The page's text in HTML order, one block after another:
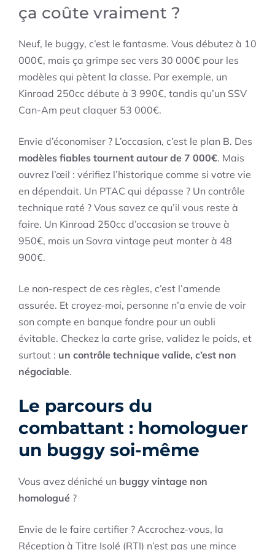
ça coûte vraiment ?
Neuf, le buggy, c’est le fantasme. Vous débutez à 10
000€, mais ça grimpe sec vers 30 000€ pour les
modèles qui pètent la classe. Par exemple, un
Kinroad 250cc débute à 3 990€, tandis qu’un SSV
Can-Am peut claquer 53 000€.
Envie d’économiser ? L’occasion, c’est le plan B. Des
modèles fiables tournent autour de 7 000€. Mais
ouvrez l’œil : vérifiez l’historique comme si votre vie
en dépendait. Un PTAC qui dépasse ? Un contrôle
technique raté ? Vous savez ce qu’il vous reste à
faire. Un Kinroad 250cc d’occasion se trouve à
950€, mais un Sovra vintage peut monter à 48
900€.
Le non-respect de ces règles, c’est l’amende
assurée. Et croyez-moi, personne n’a envie de voir
son compte en banque fondre pour un oubli
évitable. Checkez la carte grise, validez le poids, et
surtout : un contrôle technique valide, c’est non
négociable.
Le parcours du
combattant : homologuer
un buggy soi-même
Vous avez déniché un buggy vintage non
homologué ?
Envie de le faire certifier ? Accrochez-vous, la
Réception à Titre Isolé (RTI) n’est pas une mince